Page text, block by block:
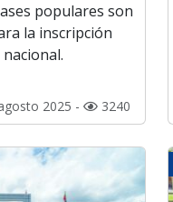
populares son
la inscripción
2025 - 3240